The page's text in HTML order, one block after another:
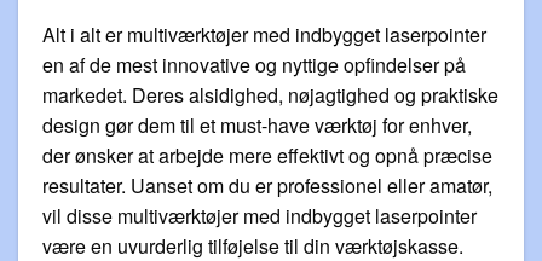
Alt i alt er multiværktøjer med indbygget laserpointer
en af de mest innovative og nyttige opfindelser på
markedet. Deres alsidighed, nøjagtighed og praktiske
design gør dem til et must-have værktøj for enhver,
der ønsker at arbejde mere effektivt og opnå præcise
resultater. Uanset om du er professionel eller amatør,
vil disse multiværktøjer med indbygget laserpointer
være en uvurderlig tilføjelse til din værktøjskasse.